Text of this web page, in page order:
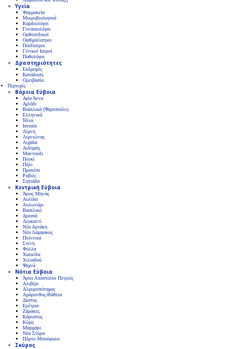
Υγεία
Φαρμακεία
Μικροβιολογικά
Καρδιολόγοι
Γυναικολόγοι
Ορθοπεδικοί
Οφθμαλίατροι
Παιδίατροι
Γενικοί Ιατροί
Παθολόγοι
Δραστηριότητες
Εκδρομές
Κατάδυση
Ορειβασία
Περιοχές
Βόρεια Εύβοια
Αγία Άννα
Αχλάδι
Βασιλικά (Ψαροπούλι)
Ελληνικά
Ήλια
Ιστιαία
Λίμνη
Λιμνιώνας
Λιχάδα
Αιδηψός
Μαντούδι
Πευκί
Πήλι
Προκόπι
Ροβιές
Σηπιάδα
Κεντρική Εύβοια
Άγιος Μηνάς
Αυλίδα
Αυλωνάρι
Βασιλικό
Δροσιά
Λευκαντί
Νέα Αρτάκη
Νέα Λάμψακος
Πολιτικά
Στενή
Φύλλα
Χαλκίδα
Χιλιαδού
Ψαχνά
Νότια Εύβοια
Άγιοι Απόστολοι Πετριές
Αλιβέρι
Αλμυροπόταμος
Αμάρυνθος-Βάθεια
Δύστος
Ερέτρια
Ζάρακες
Κάρυστος
Κύμη
Μαρμάρι
Νέα Στύρα
Πόρτο Μπούφαλο
Σκύρος